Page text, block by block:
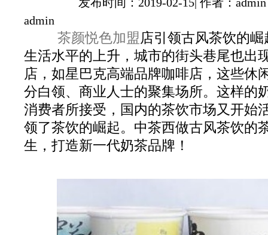
admin
茶颜悦色加盟店引领古风茶饮的
生活水平的上升，城市的街头巷尾也出
店，如星巴克高端品牌咖啡店，这些休
分白领、商业人士的聚集场所。这样的
消费者所接受，国内的茶饮市场又开始
领了茶饮的崛起。中茶西做古风茶饮的
生，打造新一代奶茶品牌！